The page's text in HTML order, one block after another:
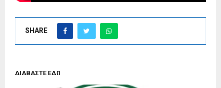
SHARE
ΔΙΑΒΑΣΤΕ ΕΔΩ